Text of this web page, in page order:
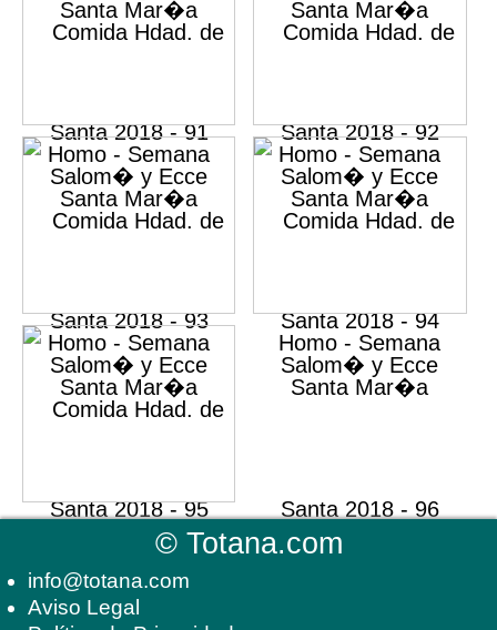
©Totana.com
info@totana.com
Aviso Legal